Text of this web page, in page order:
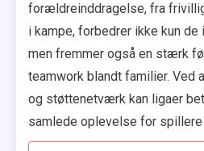
forældreinddragelse, fra
i kampe, forbedrer ikke kun
men fremmer også en stærk
teamwork blandt familier. Ved
og støttenetværk kan ligaer
samlede oplevelse for